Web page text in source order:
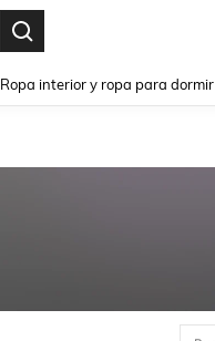
Ropa interior y ropa para dormir